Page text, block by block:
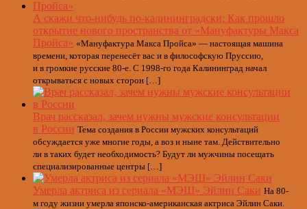
А скажи что-нибудь по-калининградски: Как прошло
открытие нового пространства от «Мануфактуры Макса
Пройса» «Мануфактура Макса Пройса» — настоящая машина
времени, которая перенесёт вас и в философскую Пруссию,
и в громкие русские 80-е. С 1998-го года Калининград начал
открываться с новых сторон […]
Врач рассказал, зачем нужны мужские консультации
в России Тема создания в России мужских консультаций
обсуждается уже многие годы, а воз и ныне там. Действительно
ли в таких будет необходимость? Будут ли мужчины посещать
специализированные центры […]
Умерла актриса из сериала «МЭШ» Эйлин Саки На 80-
м году жизни умерла японско-американская актриса Эйлин Саки.